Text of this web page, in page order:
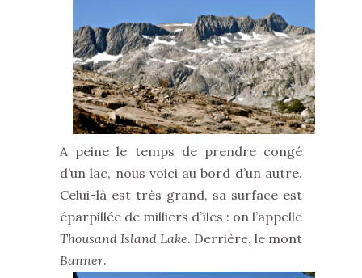
A peine le temps de prendre congé
d’un lac, nous voici au bord d’un autre.
Celui-là est très grand, sa surface est
éparpillée de milliers d’îles : on l’appelle
Thousand Island Lake. Derrière, le mont
Banner.